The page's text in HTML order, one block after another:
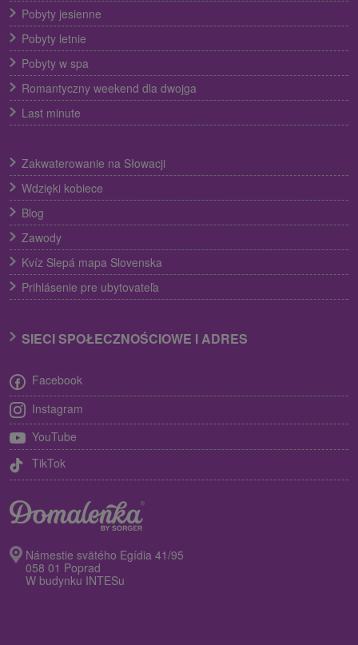
Pobyty jesienne
Pobyty letnie
Pobyty w spa
Romantyczny weekend dla dwojga
Last minute
Zakwaterowanie na Słowacji
Wdzięki kobiece
Blog
Zawody
Kvíz Slepá mapa Slovenska
Prihlásenie pre ubytovateľa
SIECI SPOŁECZNOŚCIOWE I ADRES
Facebook
Instagram
YouTube
TikTok
Námestie svätého Egídia 41/95
058 01 Poprad
W budynku INTESu